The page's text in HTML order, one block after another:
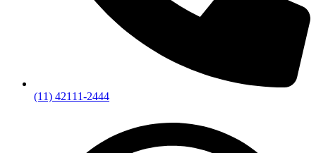
(11) 42111-2444